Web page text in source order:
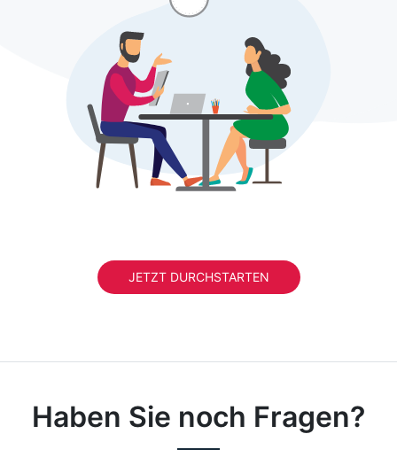
JETZT DURCHSTARTEN
Haben Sie noch Fragen?